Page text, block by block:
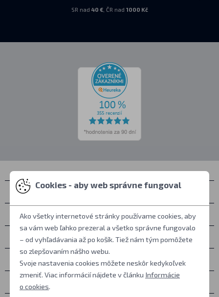
SR nad 40 €, ČR nad 1000 Kč
Kontakty
Zastihnete nás
Všetko o nákupe
Ďalšie informácie
Ostatné
Cookies - aby web správne fungoval
Ako všetky internetové stránky používame cookies, aby
sa vám web ľahko prezeral a všetko správne fungovalo
– od vyhľadávania až po košík. Tiež nám tým pomôžete
so zlepšovaním nášho webu.
Svoje nastavenia cookies môžete neskôr kedykoľvek
zmeniť. Viac informácií nájdete v článku Informácie
o cookies.